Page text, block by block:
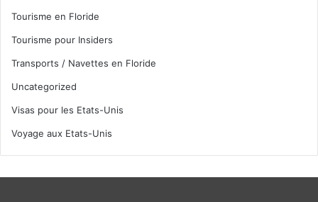
Tourisme en Floride
Tourisme pour Insiders
Transports / Navettes en Floride
Uncategorized
Visas pour les Etats-Unis
Voyage aux Etats-Unis